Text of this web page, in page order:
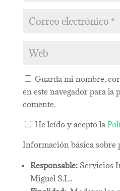
Guarda mi nombre,
en este navegador para la
comente.
He leído y acepto la
Información básica sobre
Responsable:Servicios
Miguel S.L..